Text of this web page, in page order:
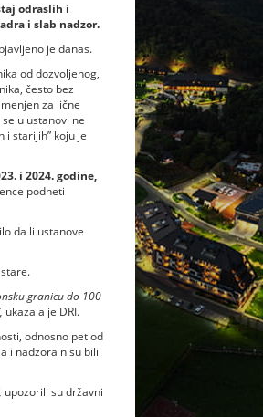
odraslih i
i slab nadzor.
je danas.
od dozvoljenog,
često bez
za lične
u ustanovi ne
i starijih” koju je
i 2024. godine,
podneti
da li ustanove
granicu do 100
ukazala je DRI.
odnosno pet od
i nadzora nisu bili
upozorili su državni